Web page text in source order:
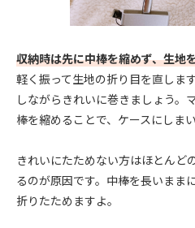
収納時は先に中棒を縮めず、生地
軽く振って生地の折り目を直しま
しながらきれいに巻きましょう。
棒を縮めることで、ケースにしま
きれいにたためない方はほとんど
るのが原因です。中棒を長いまま
折りたためますよ。